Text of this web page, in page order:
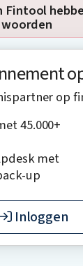
Fintool
woorden
op
45.000+
met
up
Inloggen